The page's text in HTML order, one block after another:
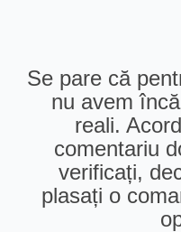
Se pare că
nu avem
reali.
comentariu
verificați,
plasați o